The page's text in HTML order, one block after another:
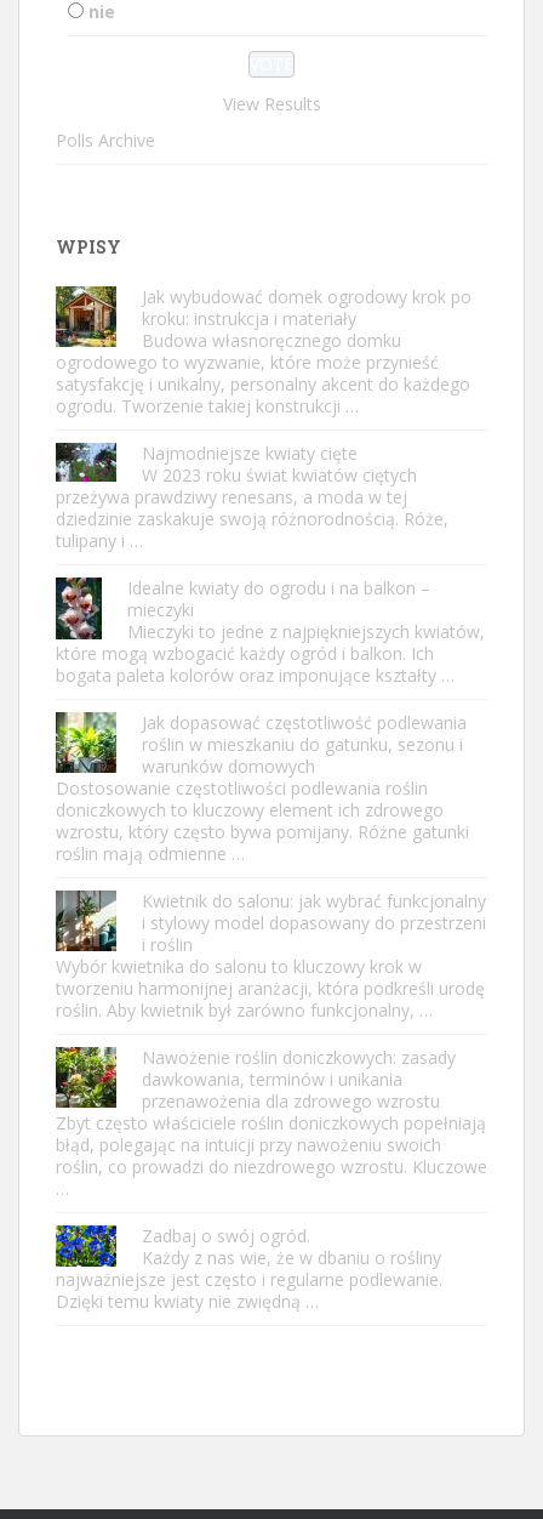
nie
View Results
Polls Archive
WPISY
Jak wybudować domek ogrodowy krok po
kroku: instrukcja i materiały
Budowa własnoręcznego domku
ogrodowego to wyzwanie, które może przynieść
satysfakcję i unikalny, personalny akcent do każdego
ogrodu. Tworzenie takiej konstrukcji …
Najmodniejsze kwiaty cięte
W 2023 roku świat kwiatów ciętych
przeżywa prawdziwy renesans, a moda w tej
dziedzinie zaskakuje swoją różnorodnością. Róże,
tulipany i …
Idealne kwiaty do ogrodu i na balkon –
mieczyki
Mieczyki to jedne z najpiękniejszych kwiatów,
które mogą wzbogacić każdy ogród i balkon. Ich
bogata paleta kolorów oraz imponujące kształty …
Jak dopasować częstotliwość podlewania
roślin w mieszkaniu do gatunku, sezonu i
warunków domowych
Dostosowanie częstotliwości podlewania roślin
doniczkowych to kluczowy element ich zdrowego
wzrostu, który często bywa pomijany. Różne gatunki
roślin mają odmienne …
Kwietnik do salonu: jak wybrać funkcjonalny
i stylowy model dopasowany do przestrzeni
i roślin
Wybór kwietnika do salonu to kluczowy krok w
tworzeniu harmonijnej aranżacji, która podkreśli urodę
roślin. Aby kwietnik był zarówno funkcjonalny, …
Nawożenie roślin doniczkowych: zasady
dawkowania, terminów i unikania
przenawożenia dla zdrowego wzrostu
Zbyt często właściciele roślin doniczkowych popełniają
błąd, polegając na intuicji przy nawożeniu swoich
roślin, co prowadzi do niezdrowego wzrostu. Kluczowe
…
Zadbaj o swój ogród.
Każdy z nas wie, że w dbaniu o rośliny
najważniejsze jest często i regularne podlewanie.
Dzięki temu kwiaty nie zwiędną …